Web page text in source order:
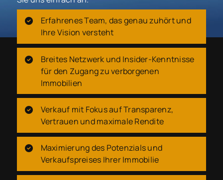
Erfahrenes Team, das genau zuhört und
Ihre Vision versteht
Breites Netzwerk und Insider-Kenntnisse
für den Zugang zu verborgenen
Immobilien
Verkauf mit Fokus auf Transparenz,
Vertrauen und maximale Rendite
Maximierung des Potenzials und
Verkaufspreises Ihrer Immobilie